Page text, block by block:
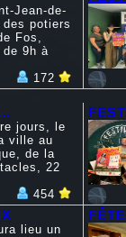
Jean-de-
des potiers
Fos,
9h à
172
jours, le
ville au
de la
22
454
lieu un